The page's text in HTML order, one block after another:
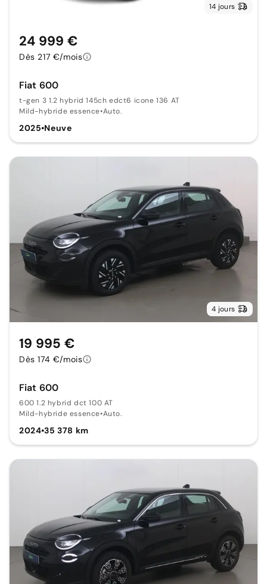
14 jours
Fiat 600
t-gen 3 1.2 hybrid 145ch edct6 icone 136 AT
Mild-hybride essence•Auto.
2025•Neuve
24 999 €
Dès 217 €/mois
4 jours
Fiat 600
600 1.2 hybrid dct 100 AT
Mild-hybride essence•Auto.
2024•35 378 km
19 995 €
Dès 174 €/mois